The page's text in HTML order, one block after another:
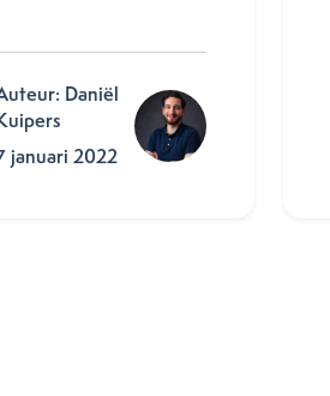
Daniël
januari 2022